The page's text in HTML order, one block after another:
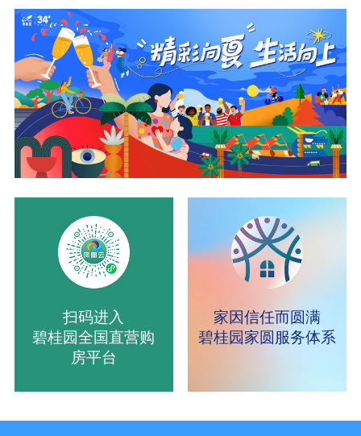
家因信任而圆满
碧桂园家圆服务体系
扫码进入
碧桂园全国直营购
房平台